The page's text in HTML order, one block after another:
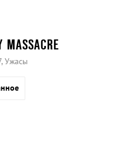
MASSACRE
Ужасы